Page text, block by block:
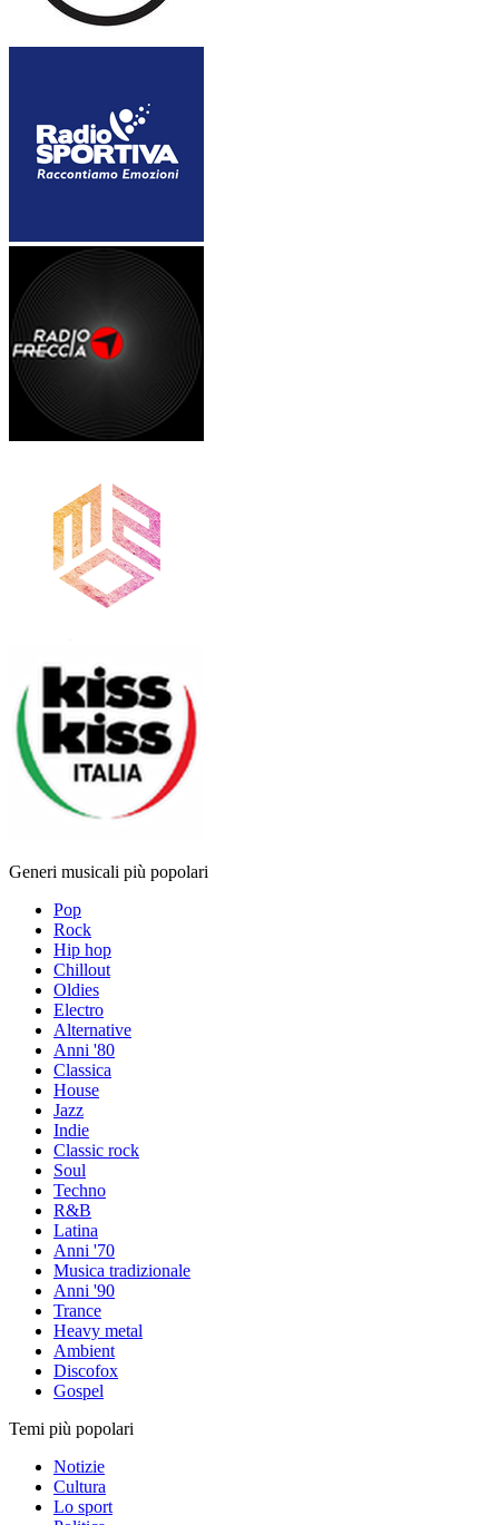
Generi musicali più popolari
Pop
Rock
Hip hop
Chillout
Oldies
Electro
Alternative
Anni '80
Classica
House
Jazz
Indie
Classic rock
Soul
Techno
R&B
Latina
Anni '70
Musica tradizionale
Anni '90
Trance
Heavy metal
Ambient
Discofox
Gospel
Temi più popolari
Notizie
Cultura
Lo sport